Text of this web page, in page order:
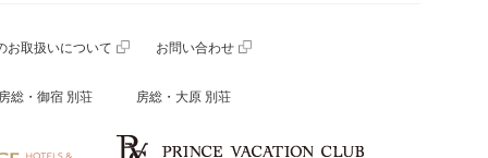
お取扱いについて お問い合わせ
房総・御宿 別荘 房総・大原 別荘